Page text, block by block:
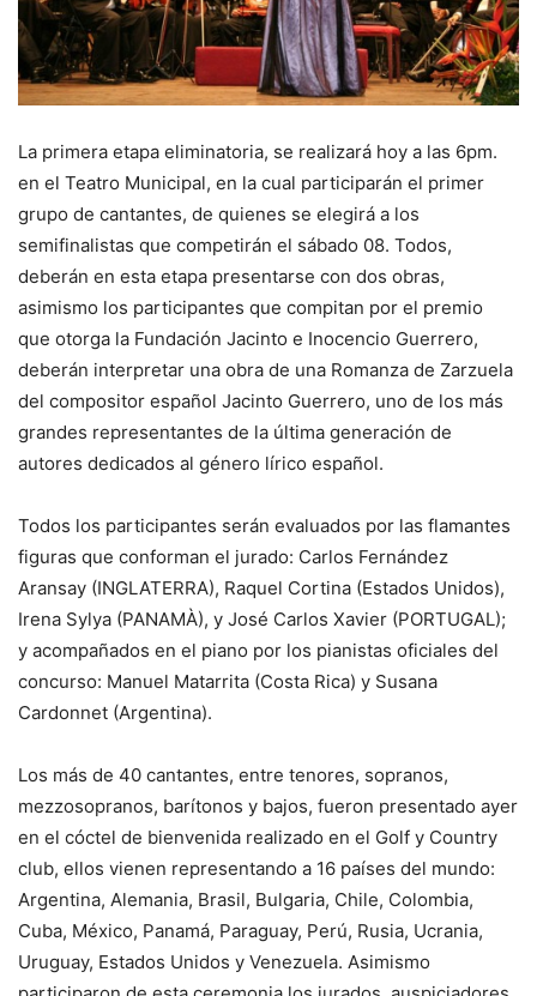
La primera etapa eliminatoria, se realizará hoy a las 6pm.
en el Teatro Municipal, en la cual participarán el primer
grupo de cantantes, de quienes se elegirá a los
semifinalistas que competirán el sábado 08. Todos,
deberán en esta etapa presentarse con dos obras,
asimismo los participantes que compitan por el premio
que otorga la Fundación Jacinto e Inocencio Guerrero,
deberán interpretar una obra de una Romanza de Zarzuela
del compositor español Jacinto Guerrero, uno de los más
grandes representantes de la última generación de
autores dedicados al género lírico español.
Todos los participantes serán evaluados por las flamantes
figuras que conforman el jurado: Carlos Fernández
Aransay (INGLATERRA), Raquel Cortina (Estados Unidos),
Irena Sylya (PANAMÀ), y José Carlos Xavier (PORTUGAL);
y acompañados en el piano por los pianistas oficiales del
concurso: Manuel Matarrita (Costa Rica) y Susana
Cardonnet (Argentina).
Los más de 40 cantantes, entre tenores, sopranos,
mezzosopranos, barítonos y bajos, fueron presentado ayer
en el cóctel de bienvenida realizado en el Golf y Country
club, ellos vienen representando a 16 países del mundo:
Argentina, Alemania, Brasil, Bulgaria, Chile, Colombia,
Cuba, México, Panamá, Paraguay, Perú, Rusia, Ucrania,
Uruguay, Estados Unidos y Venezuela. Asimismo